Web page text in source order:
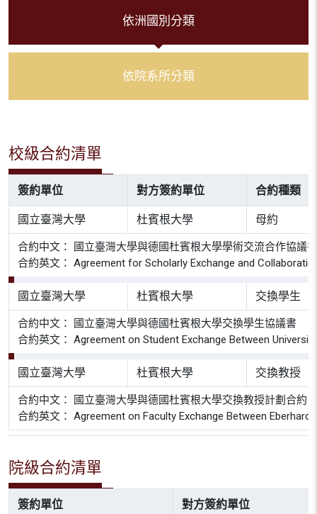
依洲國別分類
依院系所分類
校級合約清單
簽約單位 對方簽約單位 合約種類
國立臺灣大學 杜賓根大學 母約
合約中文： 國立臺灣大學與德國杜賓根大學學術交流合作協議書
合約英文： Agreement for Scholarly Exchange and
國立臺灣大學 杜賓根大學 交換學生
合約中文： 國立臺灣大學與德國杜賓根大學交換學生協議書
合約英文： Agreement on Student Exchange Between
國立臺灣大學 杜賓根大學 交換教授
合約中文： 國立臺灣大學與德國杜賓根大學交換教授計劃合約
合約英文： Agreement on Faculty Exchange Between
院級合約清單
簽約單位 對方簽約單位